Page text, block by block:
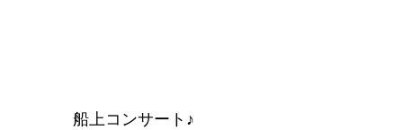
船上コンサート♪